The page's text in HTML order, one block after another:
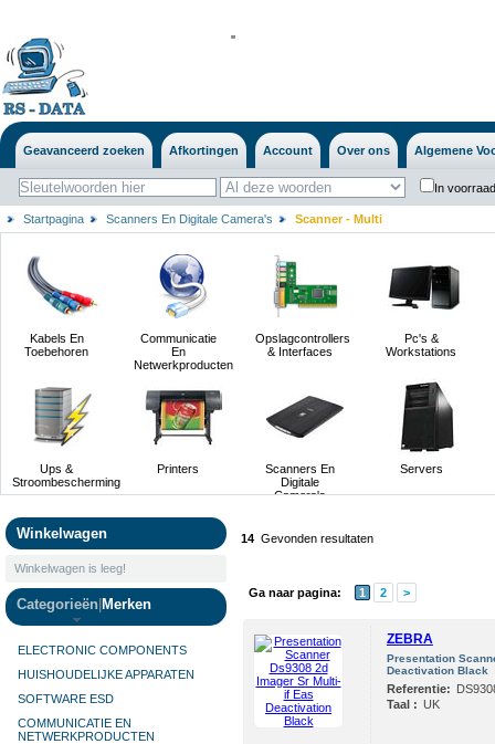
''
Geavanceerd zoeken Afkortingen Account Over ons Algemene
In
Startpagina Scanners En Digitale Camera's Scanner - Multi
Kabels En
Toebehoren
Communicatie
En
Netwerkproducten
Opslagcontrollers
& Interfaces
Pc's &
Workstations
Ups &
Stroombescherming
Printers
Scanners En
Digitale
Camera's
Servers
Winkelwagen
Winkelwagen is leeg!
Categorieën Merken
ELECTRONIC COMPONENTS
HUISHOUDELIJKE APPARATEN
SOFTWARE ESD
COMMUNICATIE EN
NETWERKPRODUCTEN
14 Gevonden resultaten
Ga naar pagina: 1 2 >
ZEBRA
Presentation
Deactivation Black
Referentie:
Taal : UK